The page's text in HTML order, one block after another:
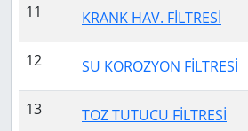
11 KRANK HAV. FİLTRESİ
12 SU KOROZYON FİLTRESİ
13 TOZ TUTUCU FİLTRESİ